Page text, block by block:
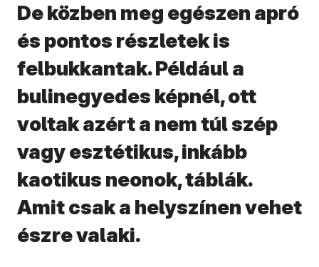
De közben meg egészen apró
és pontos részletek is
felbukkantak. Például a
bulinegyedes képnél, ott
voltak azért a nem túl szép
vagy esztétikus, inkább
kaotikus neonok, táblák.
Amit csak a helyszínen vehet
észre valaki.